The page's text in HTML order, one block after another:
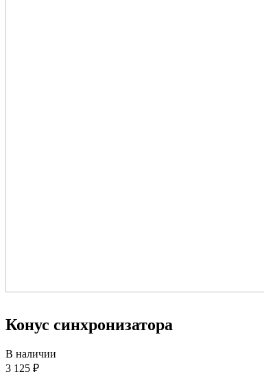
Конус синхронизатора
В наличии
3 125 ₽